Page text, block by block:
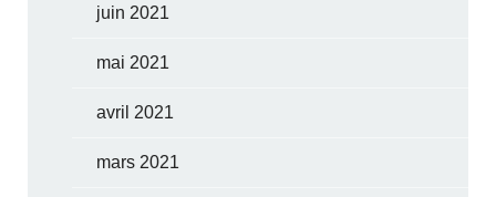
juin 2021
mai 2021
avril 2021
mars 2021